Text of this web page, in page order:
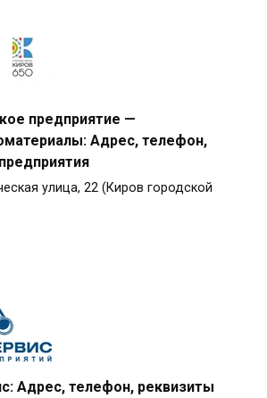
предприятие —
Адрес, телефон,
улица, 22 (Киров городской
Адрес, телефон, реквизиты